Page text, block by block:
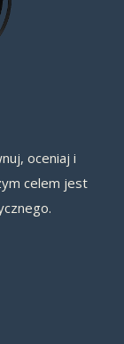
oceniaj i
celem jest